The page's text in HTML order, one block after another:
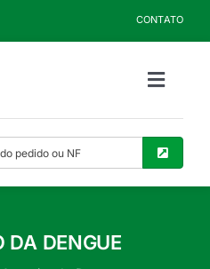
CONTATO
Toggle
Produtos
Documentos
DA DENGUE